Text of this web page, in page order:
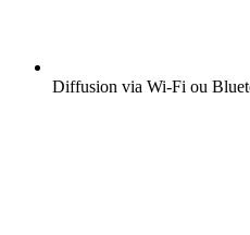
Diffusion via Wi-Fi ou